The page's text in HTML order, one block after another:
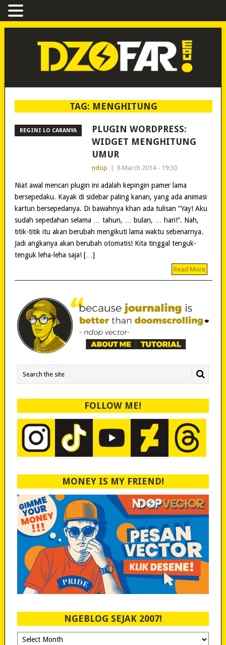
TAG: MENGHITUNG
BEGINI LO CARANYA
PLUGIN WORDPRESS:
WIDGET MENGHITUNG
UMUR
ndop 8 March 2014 - 19:30
Niat awal mencari plugin ini adalah kepingin pamer lama
bersepedaku. Kayak di sidebar paling kanan, yang ada animasi
kartun bersepedanya. Di bawahnya khan ada tulisan “Yay! Aku
sudah sepedahan selama … tahun, … bulan, … hari!“. Nah,
titik-titik itu akan berubah mengikuti lama waktu sebenarnya.
Jadi angkanya akan berubah otomatis! Kita tinggal tenguk-
tenguk leha-leha saja! […]
Read More
FOLLOW ME!
MONEY IS MY FRIEND!
NGEBLOG SEJAK 2007!
Ngeblog